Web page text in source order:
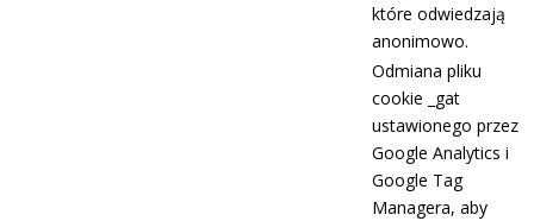
które odwiedzają
anonimowo.
Odmiana pliku
cookie _gat
ustawionego przez
Google Analytics i
Google Tag
Managera, aby